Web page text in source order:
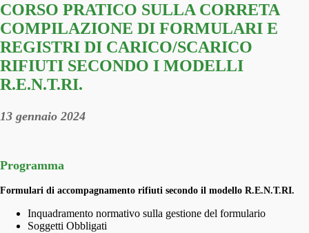
CORSO PRATICO SULLA CORRETA
COMPILAZIONE DI FORMULARI E
REGISTRI DI CARICO/SCARICO
RIFIUTI SECONDO I MODELLI
R.E.N.T.RI.
13 gennaio 2024
Programma
Formulari di accompagnamento rifiuti secondo il modello R.E.N.T.RI.
Inquadramento normativo sulla gestione del formulario
Soggetti Obbligati